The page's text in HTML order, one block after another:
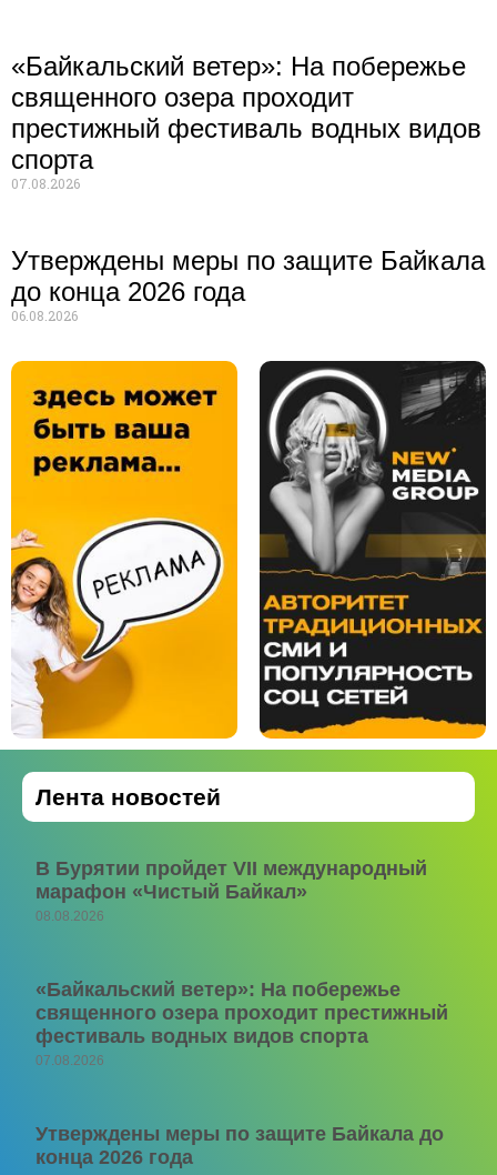
«Байкальский ветер»: На побережье
священного озера проходит
престижный фестиваль водных видов
спорта
07.08.2026
Утверждены меры по защите Байкала
до конца 2026 года
06.08.2026
Лента новостей
В Бурятии пройдет VII международный
марафон «Чистый Байкал»
08.08.2026
«Байкальский ветер»: На побережье
священного озера проходит престижный
фестиваль водных видов спорта
07.08.2026
Утверждены меры по защите Байкала до
конца 2026 года